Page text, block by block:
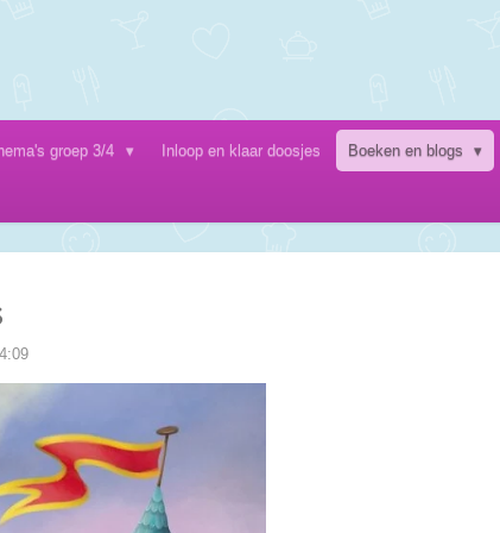
groep 3/4 Inloop en klaar doosjes Boeken en blogs